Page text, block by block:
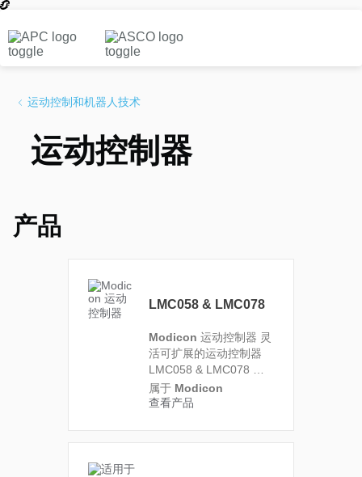
运动控制和机器人技术
运动控制器
产品
LMC058 & LMC078
Modicon 运动控制器 灵
活可扩展的运动控制器
LMC058 & LMC078 为
您打造全方位的运动控制
解决方案
属于 Modicon
查看产品